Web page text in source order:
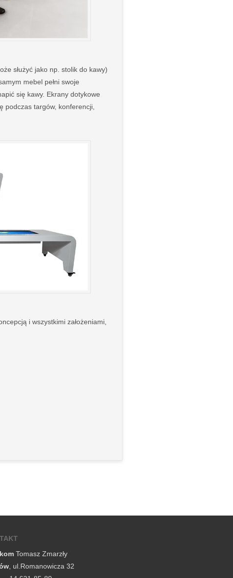
służyć jako np. stolik do kawy)
mebel pełni swoje
się kawy. Ekrany dotykowe
podczas targów, konferencji,
i wszystkimi założeniami,
Tomasz Zmarzły
, ul.Romanowicza 32